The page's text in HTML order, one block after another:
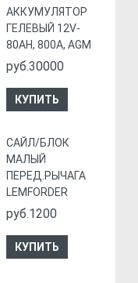
АККУМУЛЯТОР
ГЕЛЕВЫЙ 12V-
80AH, 800A, AGM
руб.30000
КУПИТЬ
CАЙЛ/БЛОК
МАЛЫЙ
ПЕРЕД.РЫЧАГА
LEMFORDER
руб.1200
КУПИТЬ